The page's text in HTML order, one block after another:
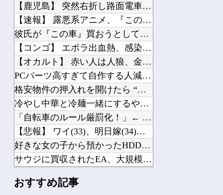
【鹿児島】 突然右折し路面電車と衝突 乗っていた男女3人は車を放置しダッシュで逃...
【速報】 露悪系アニメ、『この作品』の登場で最盛期を迎えてしまう…
彼氏が『この車』買おうとして私とケンカになってるんだけどｗｗｗｗｗｗ
【コンゴ】 エボラ出血熱、感染3600人…過去最大の流行に
【オカルト】 赤い人は人狼、金持ちが仕掛ける「気づかせ遊び」の果てに待つものは…
PCパーツ高すぎて自作する人減ってるよな
格安物件の押入れを開けたら “とんでもないモノ” が出てきて絶叫した
冷やし中華と冷麺一緒にするやつなんなん？
「自転車のルール厳罰化！」← 正直なんの意味もなかった件ｗｗｗｗｗｗｗｗ
【悲報】 ワイ(33)、明日嫁(34)と妊活しないといけなくて辛い
好きな女の子から預かったHDDの中から、とんでもないモノを発見してしまった
サウジに買収されたEA、大規模レイオフとバイオウェアなど売却か
おすすめ記事